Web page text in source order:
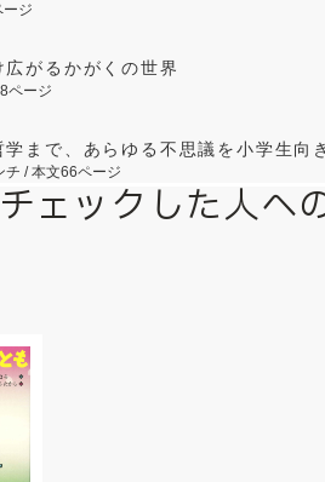
ジ
がるかがくの世界
ページ
まで、あらゆる不思議を小学生向
チ / 本文66ページ
ェックした人へ